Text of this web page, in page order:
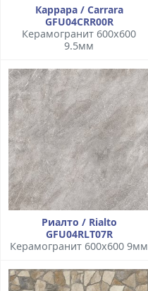
Каррара / Carrara
GFU04CRR00R
Керамогранит 600x600
9.5мм
Риалто / Rialto
GFU04RLT07R
Керамогранит 600x600 9мм